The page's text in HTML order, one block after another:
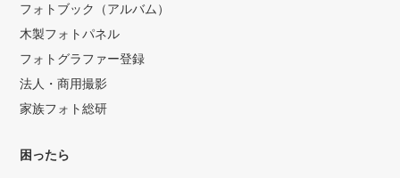
フォトブック（アルバム）
木製フォトパネル
フォトグラファー登録
法人・商用撮影
家族フォト総研
困ったら